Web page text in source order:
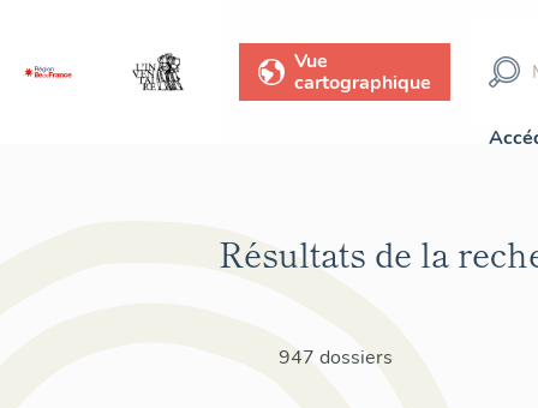
Vue
cartographique
Résultats de la
947 dossiers